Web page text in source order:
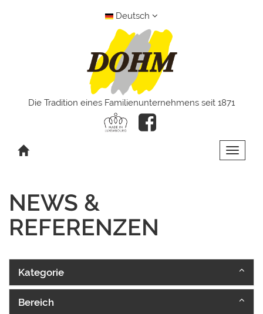
Deutsch
Die Tradition eines Familienunternehmens seit 1871
Toggle
NEWS &
REFERENZEN
Kategorie
Bereich